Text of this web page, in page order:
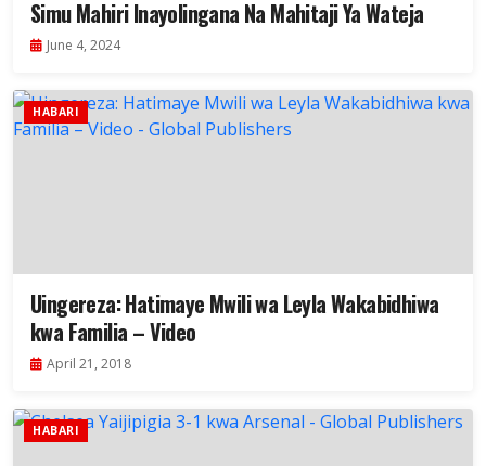
Simu Mahiri Inayolingana Na Mahitaji Ya Wateja
June 4, 2024
HABARI
Uingereza: Hatimaye Mwili wa Leyla Wakabidhiwa
kwa Familia – Video
April 21, 2018
HABARI